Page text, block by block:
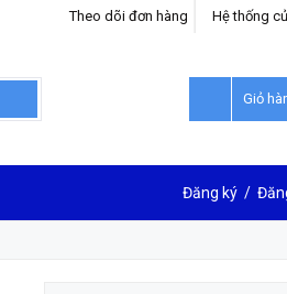
Hệ thống
Theo dõi đơn hàng
Giỏ
Đăng ký /
LIÊN HỆ ĐẶT HÀNG